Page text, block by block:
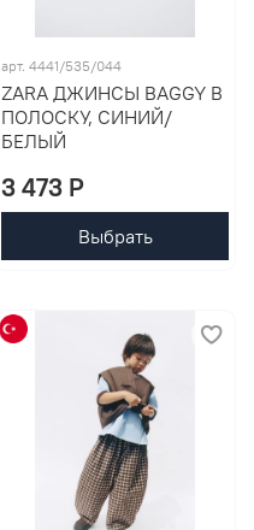
арт. 4441/535/044
ZARA ДЖИНСЫ BAGGY В
ПОЛОСКУ, СИНИЙ/
БЕЛЫЙ
3 473 P
Выбрать